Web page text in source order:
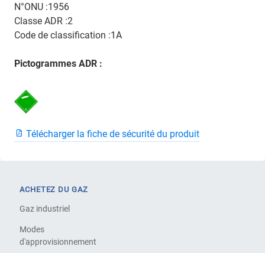
N°ONU :1956
Classe ADR :2
Code de classification :1A
Pictogrammes ADR :
Télécharger la fiche de sécurité du produit
ACHETEZ DU GAZ
Gaz industriel
Modes
d'approvisionnement